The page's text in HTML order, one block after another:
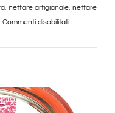
, nettare artigianale, nettare
Commenti disabilitatisu
Nettare